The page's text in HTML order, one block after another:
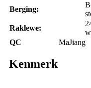
Berging:
Raklewe:
QC
MaJiang
Kenmerk